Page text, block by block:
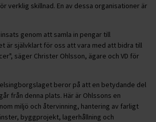
verklig skillnad. En av dessa organisationer är
genom att samla in pengar till
är självklart för oss att vara med att bidra till
säger Christer Ohlsson, ägare och VD för
beror på att en betydande del
från denna plats. Här är Ohlssons en
miljö och återvinning, hantering av farligt
byggprojekt, lagerhållning och